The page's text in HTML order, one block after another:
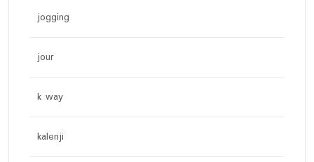
jogging
jour
k way
kalenji